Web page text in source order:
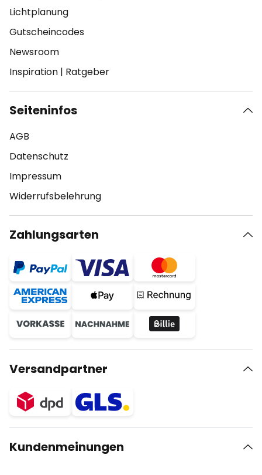
Lichtplanung
Gutscheincodes
Newsroom
Inspiration | Ratgeber
Seiteninfos
AGB
Datenschutz
Impressum
Widerrufsbelehrung
Zahlungsarten
Versandpartner
Kundenmeinungen